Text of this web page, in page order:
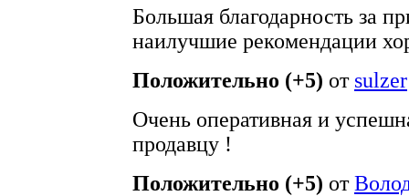
Большая благодарность за
наилучшие рекомендации
Положительно (+5) от sulzer
Очень оперативная и
продавцу !
Положительно (+5) от